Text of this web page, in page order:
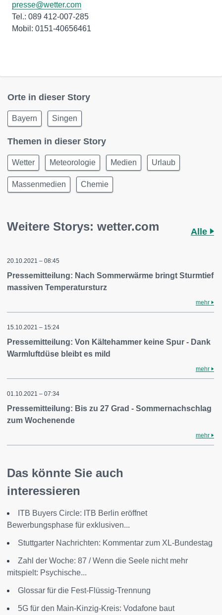
presse@wetter.com
Tel.: 089 412-007-285
Mobil: 0151-40656461
Orte in dieser Story
Bayern Singen
Themen in dieser Story
Wetter Meteorologie Medien Urlaub
Massenmedien Chemie
Weitere Storys: wetter.com Alle
20.10.2021 – 08:45
Pressemitteilung: Nach Sommerwärme bringt Sturmtief
massiven Temperatursturz
mehr
15.10.2021 – 15:24
Pressemitteilung: Von Kältehammer keine Spur - Dank
Warmluftdüse bleibt es mild
mehr
01.10.2021 – 07:34
Pressemitteilung: Bis zu 27 Grad - Sommernachschlag
zum Wochenende
mehr
Das könnte Sie auch
interessieren
ITB Buyers Circle: ITB Berlin eröffnet
Bewerbungsphase für exklusiven...
Stuttgarter Nachrichten: Kommentar zum XL-Bundestag
Zahl der Woche: 87 / Wenn die Seele nicht mehr
mitspielt: Psychische...
Glossar für die Fest-Flüssig-Trennung
5G für den Main-Kinzig-Kreis: Vodafone baut